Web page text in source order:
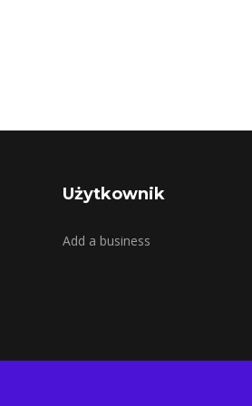
Użytkownik
Add a business